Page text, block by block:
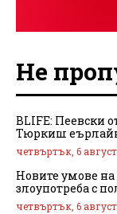
Не
BLIFE: Пеевски
Тюркиш
четвъртък, 6
Новите умове
злоупотреба с
четвъртък, 6